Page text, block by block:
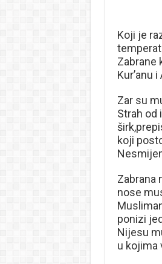
Koji je
Zabrane
Kur’anu
Zar su
Strah od
koji
Zabrana
nose
ponizi
Nijesu
u kojima